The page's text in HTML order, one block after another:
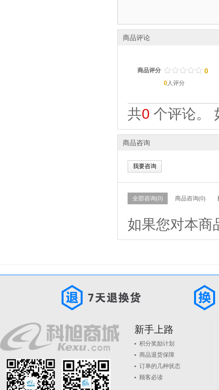
商品评论
商品评分 / / / / /
. . . . . 0
0人评分
共0 个评论。
商品咨询
我要咨询
全部咨询(0) 商品咨询(0)
如果您对本商
新手上路
积分奖励计划
商品退货保障
订单的几种状态
顾客必读